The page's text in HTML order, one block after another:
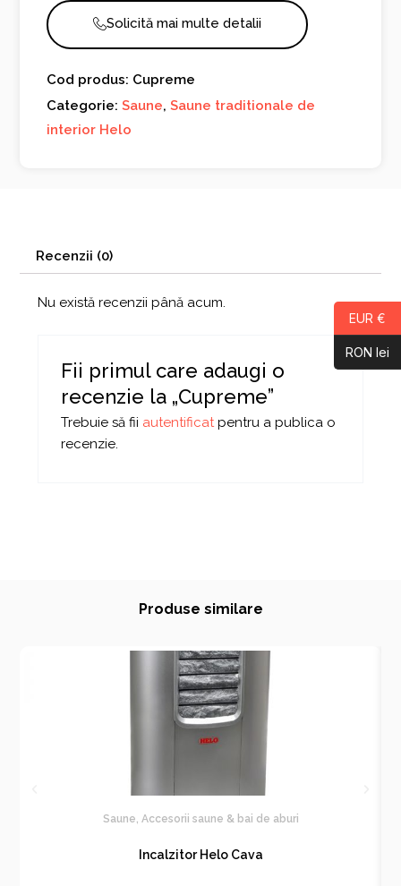
Solicită mai multe detalii
Cod produs: Cupreme
Categorie:Saune,Saune traditionale de
interior Helo
Recenzii (0)
Nu există recenzii până acum.
Fii primul care adaugi o
recenzie la „Cupreme”
Trebuie să fii autentificatpentru a publica o
recenzie.
Produse similare
Saune Accesorii saune & bai de aburi
Incalzitor Helo Cava
EUR €
RON lei